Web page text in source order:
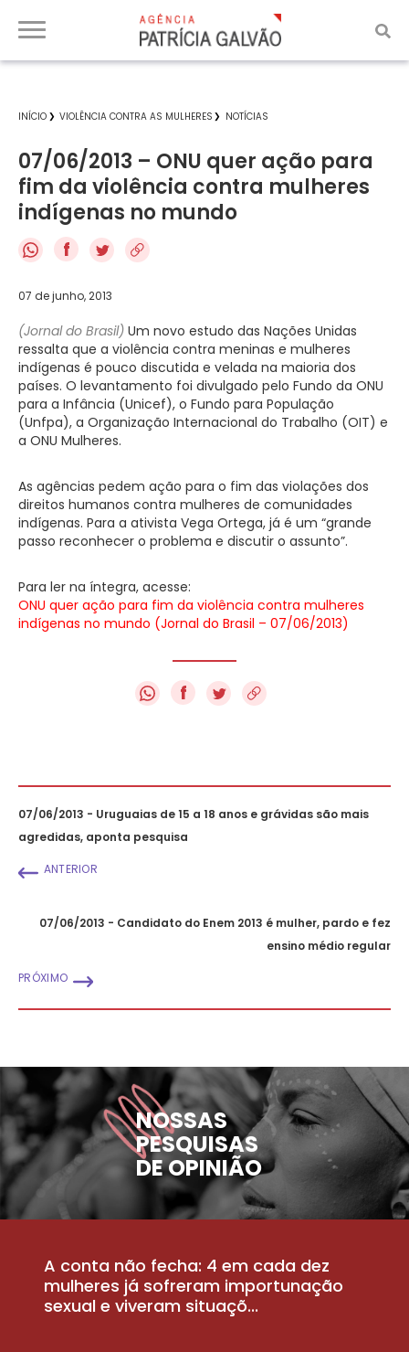
INÍCIO VIOLÊNCIA CONTRA AS MULHERES NOTÍCIAS
07/06/2013 – ONU quer ação para
fim da violência contra mulheres
indígenas no mundo
f
07 de junho, 2013
(Jornal do Brasil) Um novo estudo das Nações Unidas
ressalta que a violência contra meninas e mulheres
indígenas é pouco discutida e velada na maioria dos
países. O levantamento foi divulgado pelo Fundo da ONU
para a Infância (Unicef), o Fundo para População
(Unfpa), a Organização Internacional do Trabalho (OIT) e
a ONU Mulheres.
As agências pedem ação para o fim das violações dos
direitos humanos contra mulheres de comunidades
indígenas. Para a ativista Vega Ortega, já é um “grande
passo reconhecer o problema e discutir o assunto”.
Para ler na íntegra, acesse:
ONU quer ação para fim da violência contra mulheres
indígenas no mundo (Jornal do Brasil – 07/06/2013)
f
07/06/2013 - Uruguaias de 15 a 18 anos e grávidas são mais
agredidas, aponta pesquisa
ANTERIOR
07/06/2013 - Candidato do Enem 2013 é mulher, pardo e fez
ensino médio regular
PRÓXIMO
NOSSAS
PESQUISAS
DE OPINIÃO
A conta não fecha: 4 em cada dez
mulheres já sofreram importunação
sexual e viveram situaçõ...